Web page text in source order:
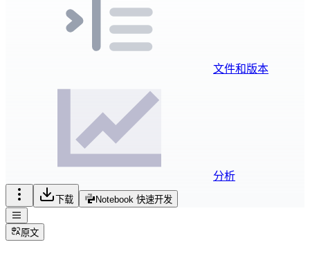
文件和版本
分析
下载 Notebook 快速开发
原文